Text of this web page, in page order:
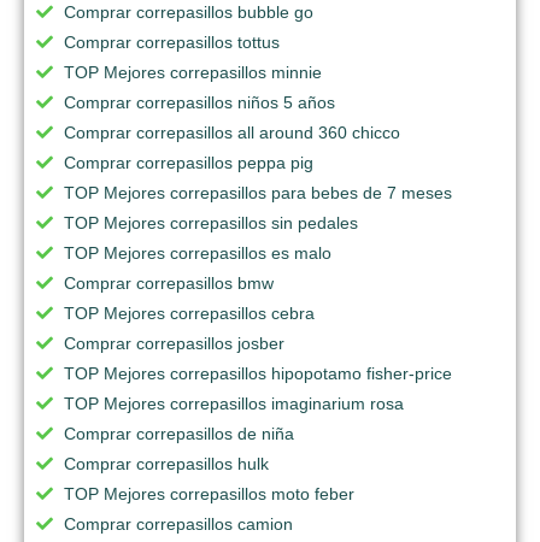
Comprar correpasillos bubble go
Comprar correpasillos tottus
TOP Mejores correpasillos minnie
Comprar correpasillos niños 5 años
Comprar correpasillos all around 360 chicco
Comprar correpasillos peppa pig
TOP Mejores correpasillos para bebes de 7 meses
TOP Mejores correpasillos sin pedales
TOP Mejores correpasillos es malo
Comprar correpasillos bmw
TOP Mejores correpasillos cebra
Comprar correpasillos josber
TOP Mejores correpasillos hipopotamo fisher-price
TOP Mejores correpasillos imaginarium rosa
Comprar correpasillos de niña
Comprar correpasillos hulk
TOP Mejores correpasillos moto feber
Comprar correpasillos camion